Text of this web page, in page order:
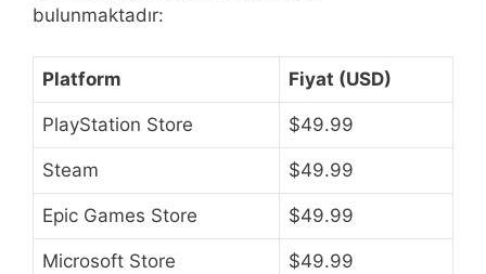
bulunmaktadır:
Platform Fiyat (USD)
PlayStation Store $49.99
Steam $49.99
Epic Games Store $49.99
Microsoft Store $49.99